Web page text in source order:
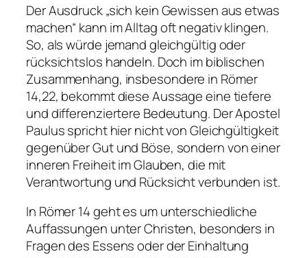
Der Ausdruck „sich kein Gewissen aus etwas
machen“ kann im Alltag oft negativ klingen.
So, als würde jemand gleichgültig oder
rücksichtslos handeln. Doch im biblischen
Zusammenhang, insbesondere in Römer
14,22, bekommt diese Aussage eine tiefere
und differenziertere Bedeutung. Der Apostel
Paulus spricht hier nicht von Gleichgültigkeit
gegenüber Gut und Böse, sondern von einer
inneren Freiheit im Glauben, die mit
Verantwortung und Rücksicht verbunden ist.
In Römer 14 geht es um unterschiedliche
Auffassungen unter Christen, besonders in
Fragen des Essens oder der Einhaltung